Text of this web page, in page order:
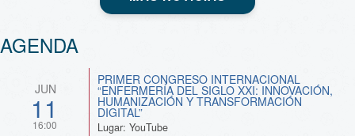
AGENDA
JUN
11
16:00
PRIMER CONGRESO INTERNACIONAL
“ENFERMERÍA DEL SIGLO XXI: INNOVACIÓN,
HUMANIZACIÓN Y TRANSFORMACIÓN
DIGITAL”
Lugar: YouTube